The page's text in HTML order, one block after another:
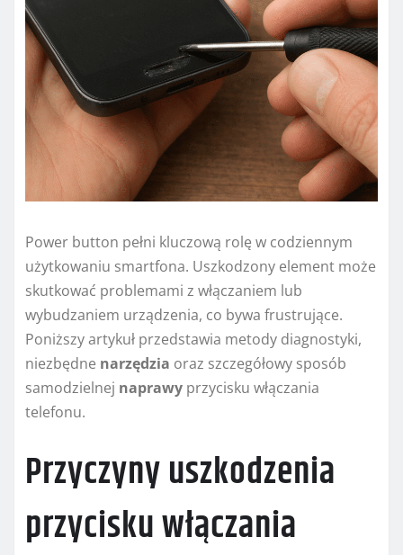
Power button pełni kluczową rolę w codziennym
użytkowaniu smartfona. Uszkodzony element może
skutkować problemami z włączaniem lub
wybudzaniem urządzenia, co bywa frustrujące.
Poniższy artykuł przedstawia metody diagnostyki,
niezbędne narzędzia oraz szczegółowy sposób
samodzielnej naprawy przycisku włączania
telefonu.
Przyczyny uszkodzenia
przycisku włączania